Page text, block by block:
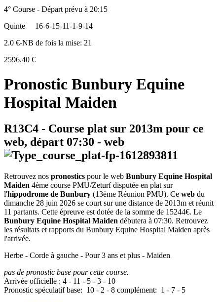
4° Course - Départ prévu à 20:15
Quinte
16-6-15-11-1-9-14
2.0 €-NB de fois la mise: 21
2596.40 €
Pronostic Bunbury Equine
Hospital Maiden
R13C4 - Course plat sur 2013m pour ce
web, départ 07:30 - web
Retrouvez nos pronostics pour le web Bunbury Equine Hospital
Maiden 4ème course PMU/Zeturf disputée en plat sur
l'hippodrome de Bunbury (13ème Réunion PMU). Ce web du
dimanche 28 juin 2026 se court sur une distance de 2013m et réunit
11 partants. Cette épreuve est dotée de la somme de 15244€. Le
Bunbury Equine Hospital Maiden débutera à 07:30. Retrouvez
les résultats et rapports du Bunbury Equine Hospital Maiden après
l'arrivée.
Herbe - Corde à gauche - Pour 3 ans et plus - Maiden
pas de pronostic base pour cette course.
Arrivée officielle : 4 - 11 - 5 - 3 - 10
Pronostic spéculatif base: 10 - 2 - 8 complément: 1 - 7 - 5